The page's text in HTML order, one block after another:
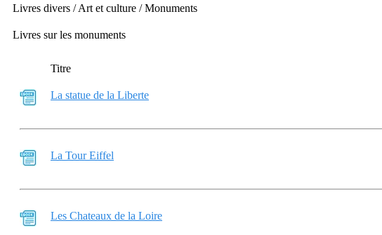
Livres divers / Art et culture / Monuments
Livres sur les monuments
Titre
La statue de la Liberte
La Tour Eiffel
Les Chateaux de la Loire